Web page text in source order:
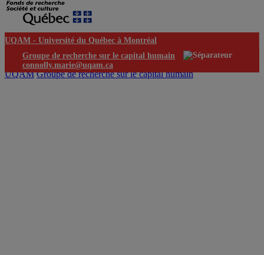
UQAM - Université du Québec à Montréal
Groupe de recherche sur le capital humain
connolly.marie@uqam.ca
UQAM Groupe de recherche sur le capital humain